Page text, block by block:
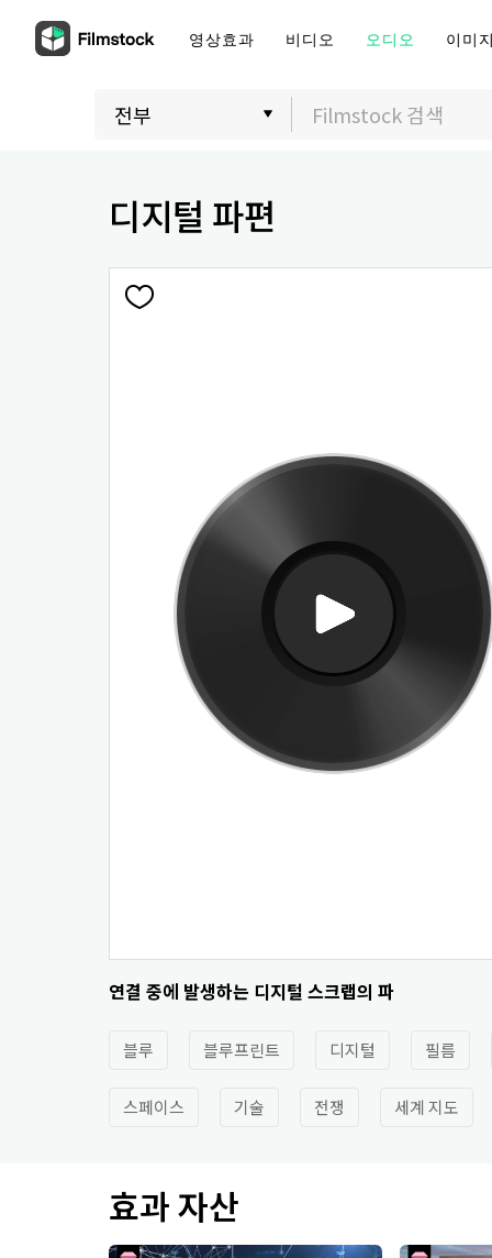
영상효과 비디오 오디오 이미
디지털 파편
연결 중에 발생하는 디지털 스크랩의 파
블루 블루프린트 디지털 필름
스페이스 기술 전쟁 세계 지도
효과 자산